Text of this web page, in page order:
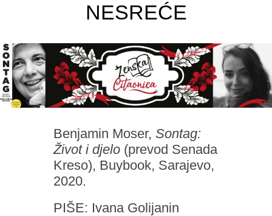
NESREĆE
Benjamin Moser, Sontag:
Život i djelo(prevod Senada
Kreso), Buybook, Sarajevo,
2020.
PIŠE: Ivana Golijanin